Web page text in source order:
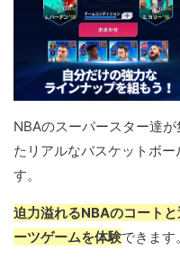
NBAのスーパースター達
たリアルなバスケットボ
す。
迫力溢れるNBAのコート
ーツゲームを体験できます。